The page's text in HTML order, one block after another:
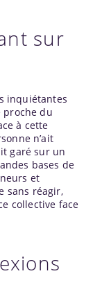
sur
inquiétantes
proche du
à cette
n’ait
garé sur un
bases de
et
sans réagir,
collective face